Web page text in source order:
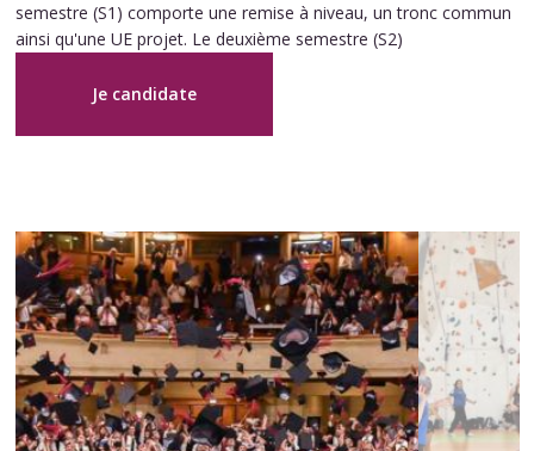
semestre (S1) comporte une remise à niveau, un tronc commun
ainsi qu'une UE projet. Le deuxième semestre (S2)
Je candidate